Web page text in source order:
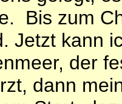
Bis zum
Jetzt kann
der
dann